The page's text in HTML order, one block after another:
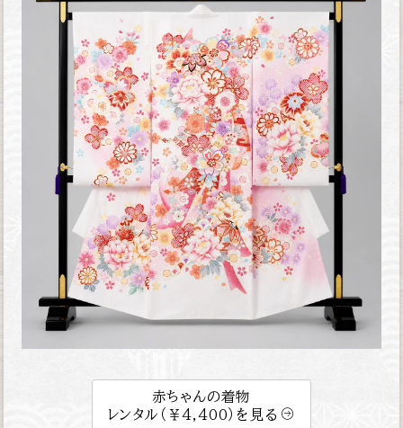
赤ちゃんの着物
レンタル（￥4,400）を見る